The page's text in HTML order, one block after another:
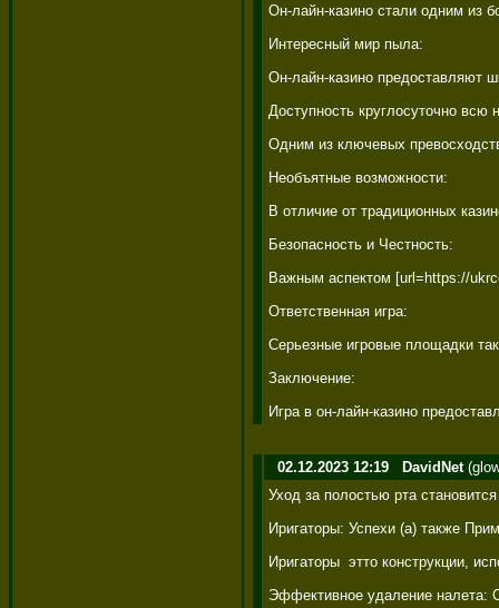
Он-лайн-казино стали одним из
Интересный мир пыла:
Он-лайн-казино предоставляют
Доступность круглосуточно
Одним из ключевых
Необъятные возможности:
В отличие от традиционных
Безопасность и Честность:
Важным аспектом [url=https://
Ответственная игра:
Серьезные игровые площадки
Заключение:
Игра в он-лайн-казино
02.12.2023 12:19 DavidNet
Уход за полостью рта
Иригаторы: Успехи (а) также
Иригаторы  этто конструкции,
Эффективное удаление налета: